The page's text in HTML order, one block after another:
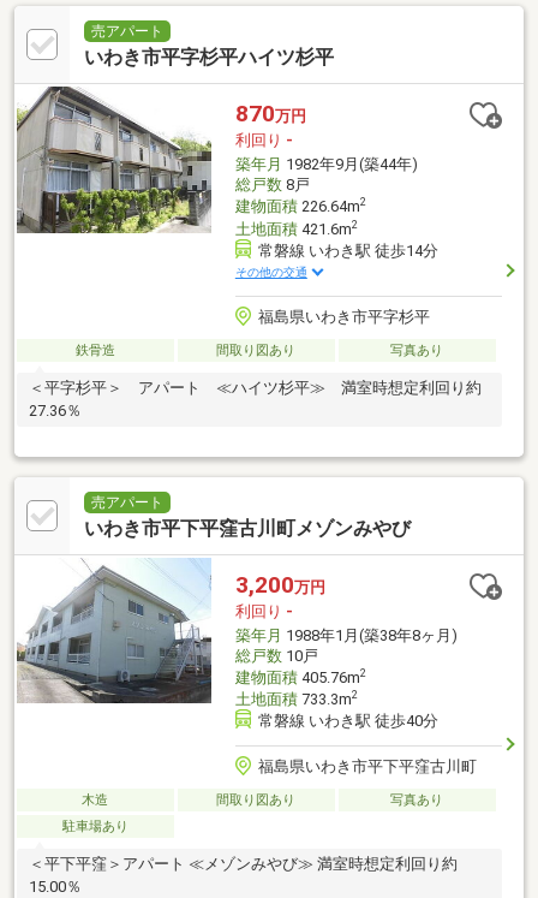
売アパート
いわき市平字杉平ハイツ杉平
870万円
利回り -
築年月 1982年9月(築44年)
総戸数8戸
建物面積226.64m2
土地面積421.6m2
常磐線 いわき駅 徒歩14分
その他の交通
福島県いわき市平字杉平
鉄骨造 間取り図あり 写真あり
＜平字杉平＞ アパート ≪ハイツ杉平≫ 満室時想定利回り約
27.36％
売アパート
いわき市平下平窪古川町メゾンみやび
3,200万円
利回り -
築年月 1988年1月(築38年8ヶ月)
総戸数10戸
建物面積405.76m2
土地面積733.3m2
常磐線 いわき駅 徒歩40分
福島県いわき市平下平窪古川町
木造 間取り図あり
写真あり
駐車場あり
＜平下平窪＞アパート ≪メゾンみやび≫ 満室時想定利回り約
15.00％